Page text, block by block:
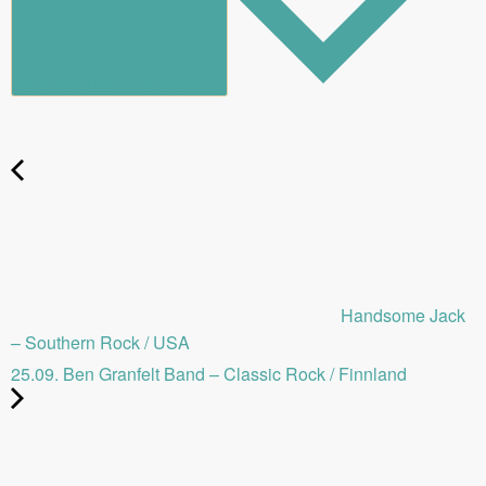
Handsome Jack
– Southern Rock / USA
25.09. Ben Granfelt Band – Classic Rock / Finnland